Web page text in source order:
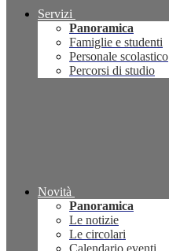
Servizi
Panoramica
Famiglie e studenti
Personale scolastico
Percorsi di studio
Novità
Panoramica
Le notizie
Le circolari